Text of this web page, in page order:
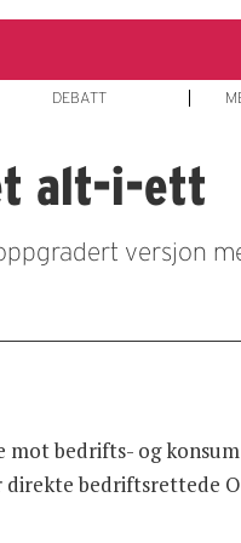
DEBATT
alt-i-ett
versjon
mot bedrifts- og
bedriftsrettede